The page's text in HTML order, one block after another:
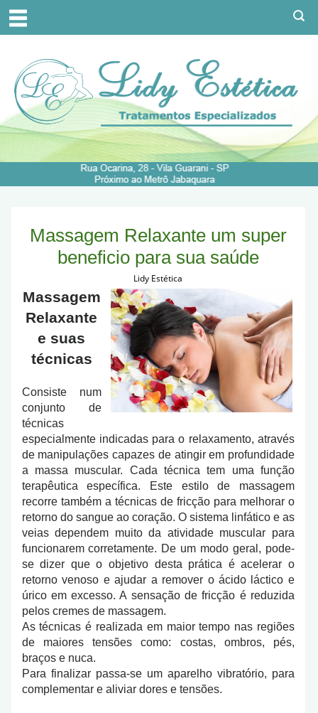
Massagem Relaxante um super
beneficio para sua saúde
Lidy Estética
Massagem
Relaxante
e suas
técnicas
Consiste num
conjunto de
técnicas
especialmente indicadas para o relaxamento, através
de manipulações capazes de atingir em profundidade
a massa muscular. Cada técnica tem uma função
terapêutica específica. Este estilo de massagem
recorre também a técnicas de fricção para melhorar o
retorno do sangue ao coração. O sistema linfático e as
veias dependem muito da atividade muscular para
funcionarem corretamente. De um modo geral, pode-
se dizer que o objetivo desta prática é acelerar o
retorno venoso e ajudar a remover o ácido láctico e
úrico em excesso. A sensação de fricção é reduzida
pelos cremes de massagem.
As técnicas é realizada em maior tempo nas regiões
de maiores tensões como: costas, ombros, pés,
braços e nuca.
Para finalizar passa-se um aparelho vibratório, para
complementar e aliviar dores e tensões.